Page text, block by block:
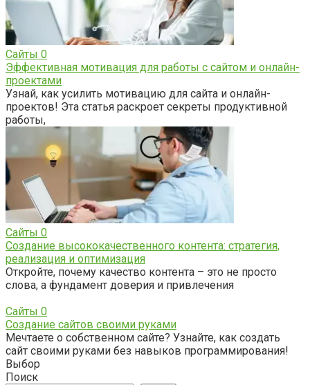
Сайты 0
Эффективная мотивация для работы с сайтом и онлайн-
проектами
Узнай, как усилить мотивацию для сайта и онлайн-
проектов! Эта статья раскроет секреты продуктивной
работы,
Сайты 0
Создание высококачественного контента: стратегия,
реализация и оптимизация
Откройте, почему качество контента – это не просто
слова, а фундамент доверия и привлечения
Сайты 0
Создание сайтов своими руками
Мечтаете о собственном сайте? Узнайте, как создать
сайт своими руками без навыков программирования!
Выбор
Поиск